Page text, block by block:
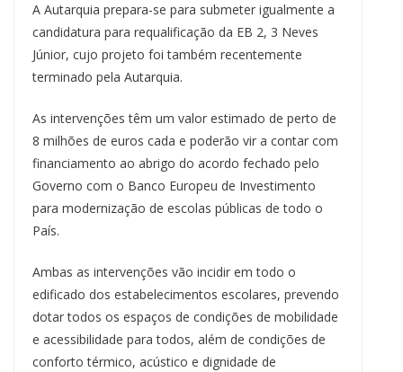
A Autarquia prepara-se para submeter igualmente a
candidatura para requalificação da EB 2, 3 Neves
Júnior, cujo projeto foi também recentemente
terminado pela Autarquia.
As intervenções têm um valor estimado de perto de
8 milhões de euros cada e poderão vir a contar com
financiamento ao abrigo do acordo fechado pelo
Governo com o Banco Europeu de Investimento
para modernização de escolas públicas de todo o
País.
Ambas as intervenções vão incidir em todo o
edificado dos estabelecimentos escolares, prevendo
dotar todos os espaços de condições de mobilidade
e acessibilidade para todos, além de condições de
conforto térmico, acústico e dignidade de